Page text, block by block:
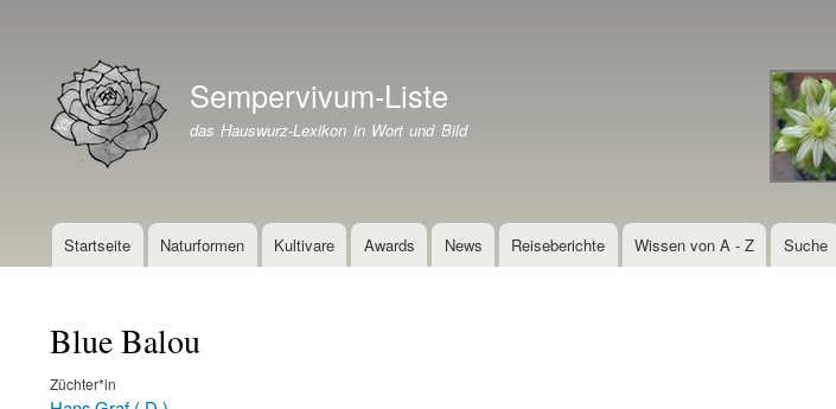
Inhalt
Branding der WebsiteSempervivum-Liste
das Hauswurz-Lexikon in Wort und Bild
Hauptnavigation
Startseite Naturformen Kultivare Awards News Reiseberichte Wissen von A - Z Suche
Blue Balou
Züchter*in